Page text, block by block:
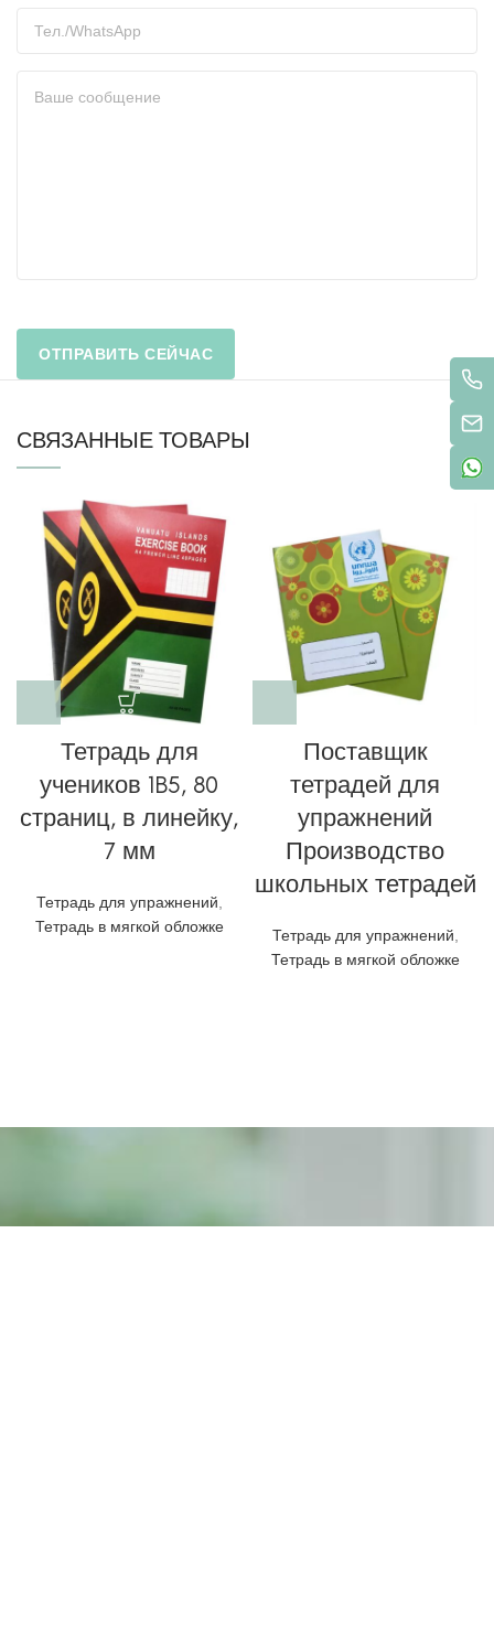
СВЯЗАННЫЕ ТОВАРЫ
Тетрадь для
учеников 1B5, 80
страниц, в линейку,
7 мм
Тетрадь для упражнений,
Тетрадь в мягкой обложке
Поставщик
тетрадей для
упражнений
Производство
школьных тетрадей
Тетрадь для упражнений,
Тетрадь в мягкой обложке